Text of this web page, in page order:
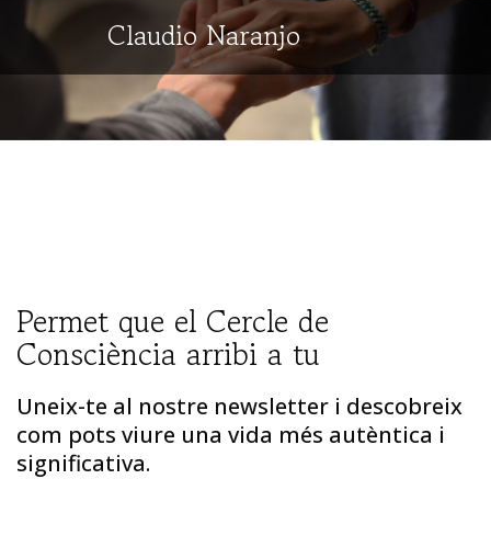
Claudio Naranjo
Permet que el Cercle de
Consciència arribi a tu
Uneix-te al nostre newsletter i descobreix
com pots viure una vida més autèntica i
significativa.